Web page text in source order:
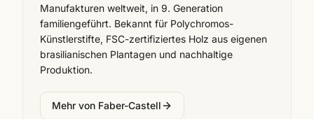
Manufakturen weltweit, in 9. Generation
familiengeführt. Bekannt für Polychromos-
Künstlerstifte, FSC-zertifiziertes Holz aus eigenen
brasilianischen Plantagen und nachhaltige
Produktion.
Mehr von Faber-Castell